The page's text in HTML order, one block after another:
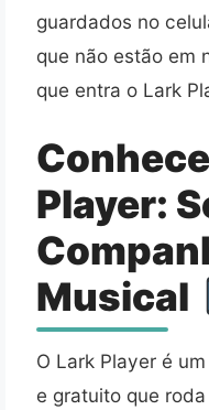
guardados no
que não estão em
que entra o Lark
Player:
Musical
O Lark Player é
e gratuito que